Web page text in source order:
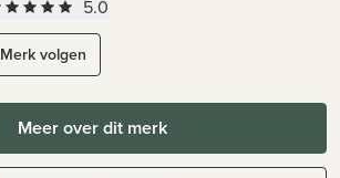
5.0
Merk volgen
Meer over dit merk